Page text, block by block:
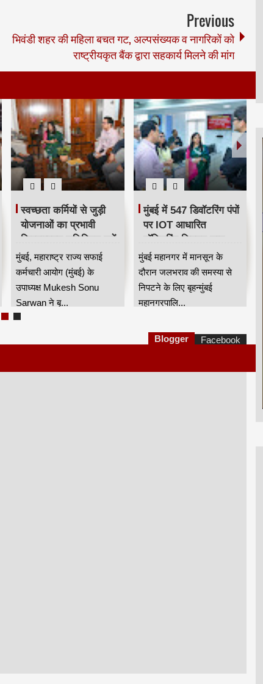
Previous
भिवंडी शहर की महिला बचत गट, अल्पसंख्यक व नागरिकों को
राष्ट्रीयकृत बैंक द्वारा सहकार्य मिलने की मांग
स्वच्छता कर्मियों से जुड़ी
योजनाओं का प्रभावी
क्रियान्वयन सुनिश्चित करें
— महाराष्ट्र राज्य सफाई
कर्मचारी आयोग के उपाध्यक्ष
मुकेश सोनू सरवान HKA
मुंबई, महाराष्ट्र राज्य सफाई
कर्मचारी आयोग (मुंबई) के
उपाध्यक्ष Mukesh Sonu
Sarwan ने बृ...
मुंबई में 547 डिवॉटरिंग पंपों
पर IOT आधारित
मॉनिटरिंग सिस्टम लागू,
बारिश में जलभराव नियंत्रण
होगा अधिक प्रभावी
मुंबई महानगर में मानसून के
दौरान जलभराव की समस्या से
निपटने के लिए बृहन्मुंबई
महानगरपालि...
Blogger Facebook